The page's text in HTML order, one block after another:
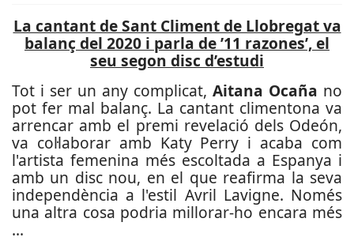
La cantant de Sant Climent de Llobregat va
balanç del 2020 i parla de ’11 razones’, el
seu segon disc d’estudi
Tot i ser un any complicat, Aitana Ocaña no
pot fer mal balanç. La cantant climentona va
arrencar amb el premi revelació dels Odeón,
va col·laborar amb Katy Perry i acaba com
l'artista femenina més escoltada a Espanya i
amb un disc nou, en el que reafirma la seva
independència a l'estil Avril Lavigne. Només
una altra cosa podria millorar-ho encara més
...